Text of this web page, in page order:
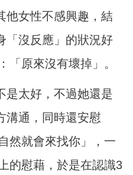
他女性不感興趣，結
「沒反應」的狀況好
「原來沒有壞掉」。
是太好，不過她還是
溝通，同時還安慰
然就會來找你」，一
的慰藉，於是在認識3